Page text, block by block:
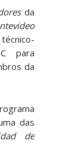
da
para
da
das
de